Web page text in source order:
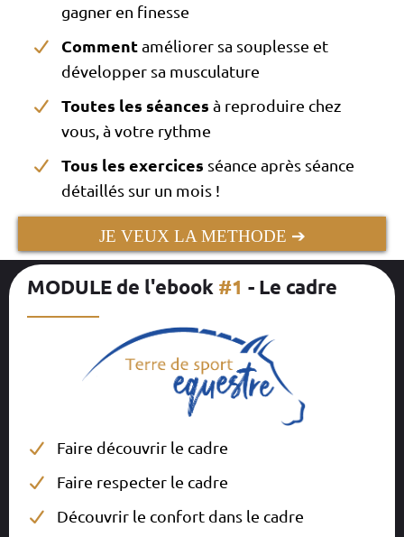
gagner en finesse
Commentaméliorer sa souplesse et
développer sa musculature
Toutes les séances à reproduire chez
vous, à votre rythme
Tous les exercices séance après séance
détaillés sur un mois !
JE VEUX LA METHODE ➔
MODULE de l'ebook #1 - Le cadre
Faire découvrir le cadre
Faire respecter le cadre
Découvrir le confort dans le cadre